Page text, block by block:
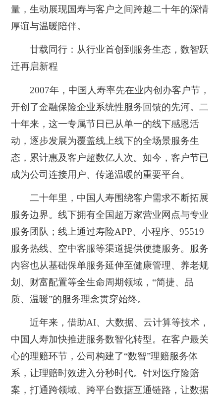
量，生动展现国寿与客户之间跨越二十年的深情
厚谊与温暖陪伴。
廿载同行：从行业首创到服务生态，数智跃
迁再启新程
2007年，中国人寿率先在业内创办客户节，
开创了金融保险企业系统性服务回馈的先河。二
十年来，这一专属节日已从单一的线下感恩活
动，逐步发展为覆盖线上线下的全场景服务生
态，累计惠及客户超数亿人次。如今，客户节已
成为公司连接用户、传递温暖的重要平台。
二十年里，中国人寿围绕客户需求不断拓展
服务边界。线下拥有全国超万家营业网点与专业
服务团队；线上通过寿险APP、小程序、95519
服务热线、空中客服等渠道提供便捷服务。服务
内容也从基础保单服务延伸至健康管理、养老规
划、财富配置等全生命周期领域，“简捷、品
质、温暖”的服务理念贯穿始终。
近年来，借助AI、大数据、云计算等技术，
中国人寿加快推进服务数智化转型。在客户最关
心的理赔环节，公司构建了“数智”理赔服务体
系，让理赔时效进入分秒时代。针对医疗险赔
案，打通跨领域、跨平台数据互通链路，让数据